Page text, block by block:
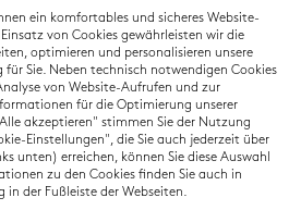
11 15
ein komfortables und sicheres Website-
von Cookies gewährleisten wir die
optimieren und personalisieren unsere
für Sie. Neben technisch notwendigen Cookies
von Website-Aufrufen und zur
für die Optimierung unserer
akzeptieren" stimmen Sie der Nutzung
Einstellungen", die Sie auch jederzeit über
unten) erreichen, können Sie diese Auswahl
zu den Cookies finden Sie auch in
in der Fußleiste der Webseiten.